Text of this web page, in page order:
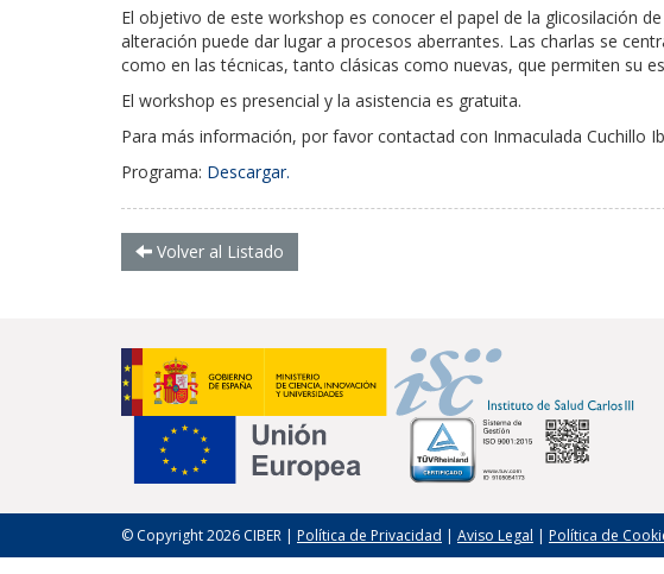
El objetivo de este workshop es conocer el papel de la glicosilación
alteración puede dar lugar a procesos aberrantes. Las charlas se
como en las técnicas, tanto clásicas como nuevas, que permiten su
El workshop es presencial y la asistencia es gratuita.
Para más información, por favor contactad con Inmaculada Cuchillo
Programa: Descargar.
Volver al Listado
© Copyright 2026 CIBER | Política de Privacidad | Aviso Legal | Política de